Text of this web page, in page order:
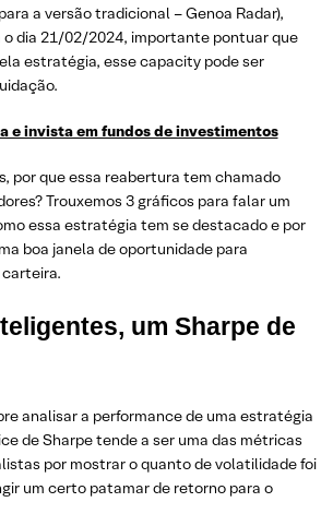
a versão tradicional – Genoa Radar),
o dia 21/02/2024, importante pontuar que
estratégia, esse capacity pode ser
e invista em fundos de investimentos
por que essa reabertura tem chamado
Trouxemos 3 gráficos para falar um
essa estratégia tem se destacado e por
boa janela de oportunidade para
um Sharpe de
analisar a performance de uma estratégia
de Sharpe tende a ser uma das métricas
por mostrar o quanto de volatilidade foi
um certo patamar de retorno para o